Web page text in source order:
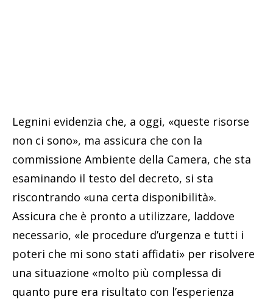
Legnini evidenzia che, a oggi, «queste risorse
non ci sono», ma assicura che con la
commissione Ambiente della Camera, che sta
esaminando il testo del decreto, si sta
riscontrando «una certa disponibilità».
Assicura che è pronto a utilizzare, laddove
necessario, «le procedure d’urgenza e tutti i
poteri che mi sono stati affidati» per risolvere
una situazione «molto più complessa di
quanto pure era risultato con l’esperienza